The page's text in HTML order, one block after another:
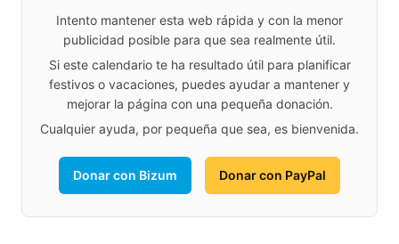
Intento mantener esta web rápida y con la menor
publicidad posible para que sea realmente útil.
Si este calendario te ha resultado útil para planificar
festivos o vacaciones, puedes ayudar a mantener y
mejorar la página con una pequeña donación.
Cualquier ayuda, por pequeña que sea, es bienvenida.
Donar con Bizum Donar con PayPal